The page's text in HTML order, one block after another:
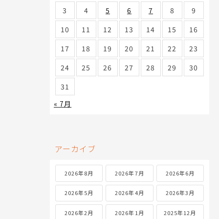
3 4 5 6 7 8
9
10
11 12 13 14 15
16
17
18 19 20 21 22
23
24
25 26 27 28 29
30
31
« 7月
アーカイブ
2026年8月 2026年7月 2026年6月
2026年5月 2026年4月 2026年3月
2026年2月 2026年1月 2025年12月